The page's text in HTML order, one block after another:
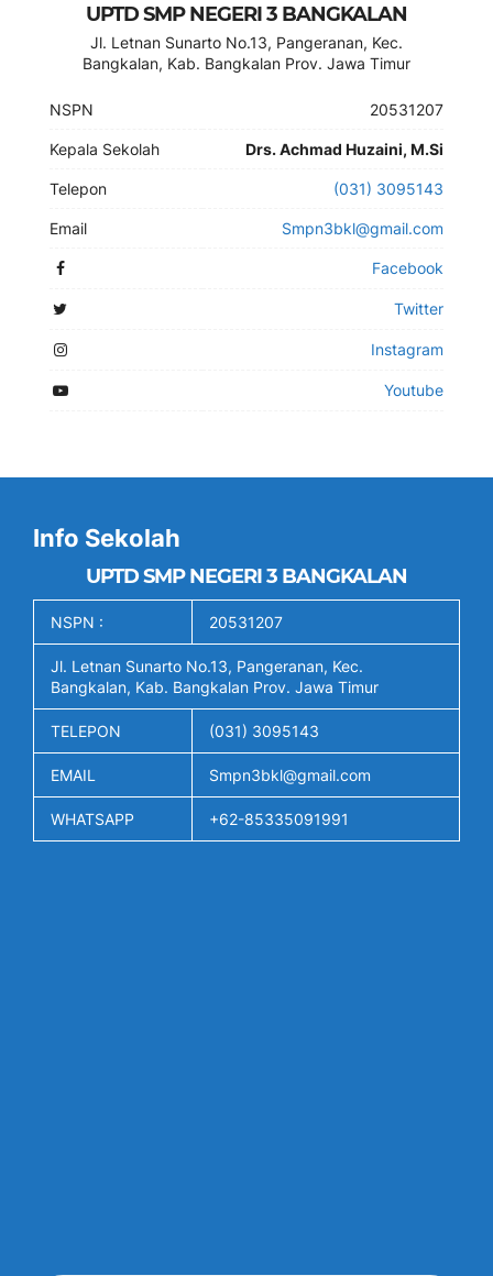
UPTD SMP NEGERI 3 BANGKALAN
Jl. Letnan Sunarto No.13, Pangeranan, Kec.
Bangkalan, Kab. Bangkalan Prov. Jawa Timur
NSPN 20531207
Kepala Sekolah Drs. Achmad Huzaini, M.Si
Telepon (031) 3095143
Email Smpn3bkl@gmail.com
Facebook
Twitter
Instagram
Youtube
Info Sekolah
UPTD SMP NEGERI 3 BANGKALAN
NSPN : 20531207
Jl. Letnan Sunarto No.13, Pangeranan, Kec.
Bangkalan, Kab. Bangkalan Prov. Jawa Timur
TELEPON (031) 3095143
EMAIL Smpn3bkl@gmail.com
WHATSAPP +62-85335091991